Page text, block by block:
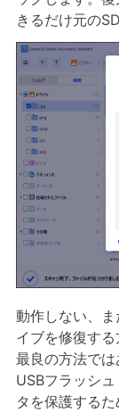
きるだけ元の
動作しない、
イブを修復す
最良の方法で
USBフラッシ
タを保護する